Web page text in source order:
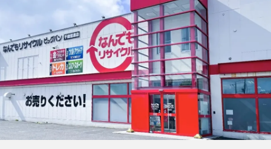
【店舗内商品コード】1013103170968
【メーカー】LOUIS VUITTON/ルイヴィトン
【型番】N61730
【対象】レディース
【素材】PVCコーティングキャンバス
【カラー】ブラウン
【サイズ】W約14cm x H約9cm x D約3cm
【開閉式】スナップボタン
【札入れ】1箇所